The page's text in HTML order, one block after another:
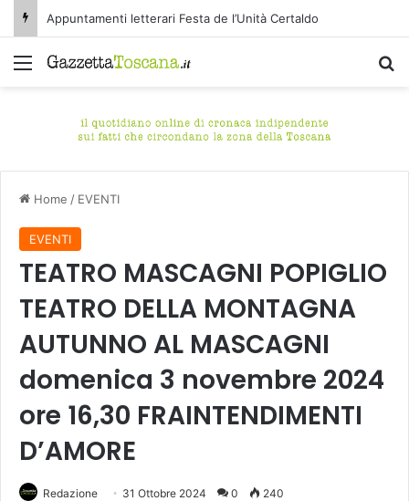
Appuntamenti letterari Festa de l’Unità Certaldo
Menu
Home / EVENTI
EVENTI
TEATRO MASCAGNI POPIGLIO
TEATRO DELLA MONTAGNA
AUTUNNO AL MASCAGNI
domenica 3 novembre 2024
ore 16,30 FRAINTENDIMENTI
D’AMORE
Redazione 31 Ottobre 2024 0 240